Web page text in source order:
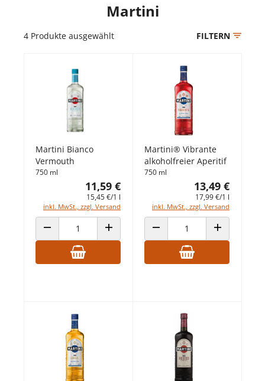
Martini
4 Produkte ausgewählt FILTERN
Martini Bianco
Vermouth
750 ml
11,59 €
15,45 €/1 l
inkl. MwSt., zzgl. Versand
ANZAHL VERRINGERNANZAHL ERHÖHEN
Martini® Vibrante
alkoholfreier Aperitif
750 ml
13,49 €
17,99 €/1 l
inkl. MwSt., zzgl. Versand
ANZAHL VERRINGERNANZAHL